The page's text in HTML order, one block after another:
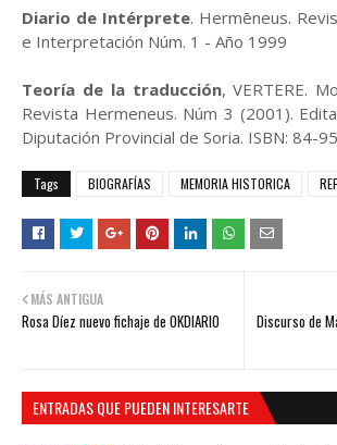
Diario de Intérprete. Hermēneus.
e Interpretación Núm. 1 - Año 1999
Teoría de la traducción, VERTERE.
Revista Hermeneus. Núm 3 (2001).
Diputación Provincial de Soria. ISBN: 84-
Tags BIOGRAFÍAS MEMORIA HISTORICA
Discurso de
MÁS ANTIGUA
Rosa Díez nuevo fichaje de OKDIARIO
ENTRADAS QUE PUEDEN INTERESARTE